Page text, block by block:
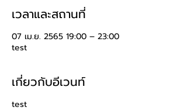
เวลาและสถานที่
07 เม.ย. 2565 19:00 – 23:00
test
เกี่ยวกับอีเวนท์
test